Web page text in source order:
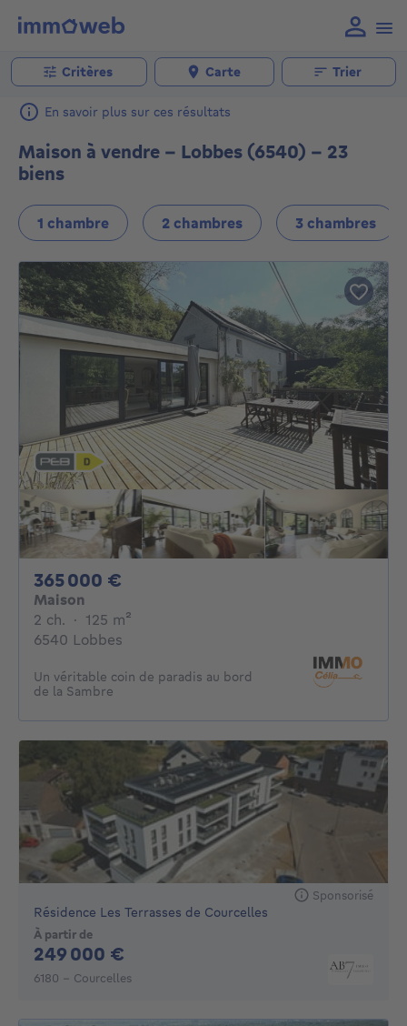
Critères Carte Trier
En savoir plus sur ces résultats
Maison à vendre - Lobbes (6540) - 23
biens
1 chambre 2 chambres 3 chambres
365 000 €
Maison
2 ch. 2 chambres
· 125 m²
6540 Lobbes
Un véritable coin de paradis au bord
de la Sambre
Sponsorisé
Résidence Les Terrasses de Courcelles
À partir de
249 000 €
6180 - Courcelles